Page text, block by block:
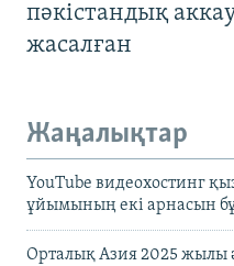
пәкістандық
жасалған
Жаңалықтар
YouTube видеохостинг
ұйымының екі арнасын
Орталық Азия 2025 жылы